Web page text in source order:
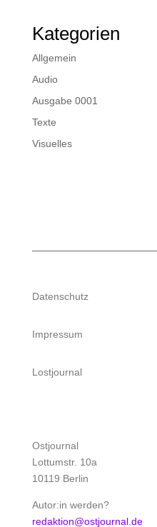
Kategorien
Allgemein
Audio
Ausgabe 0001
Texte
Visuelles
Datenschutz
Impressum
Lostjournal
Ostjournal
Lottumstr. 10a
10119 Berlin
Autor:in werden?
redaktion@ostjournal.de